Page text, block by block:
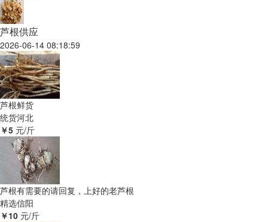
芦根供应
2026-06-14 08:18:59
芦根鲜货
统货河北
￥5 元/斤
芦根有需要的请回复，上好的老芦根
精选信阳
￥10 元/斤